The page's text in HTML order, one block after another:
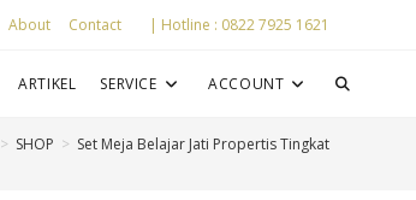
About Contact | Hotline : 0822 7925 1621
ARTIKEL SERVICE ACCOUNT
> SHOP > Set Meja Belajar Jati Propertis Tingkat